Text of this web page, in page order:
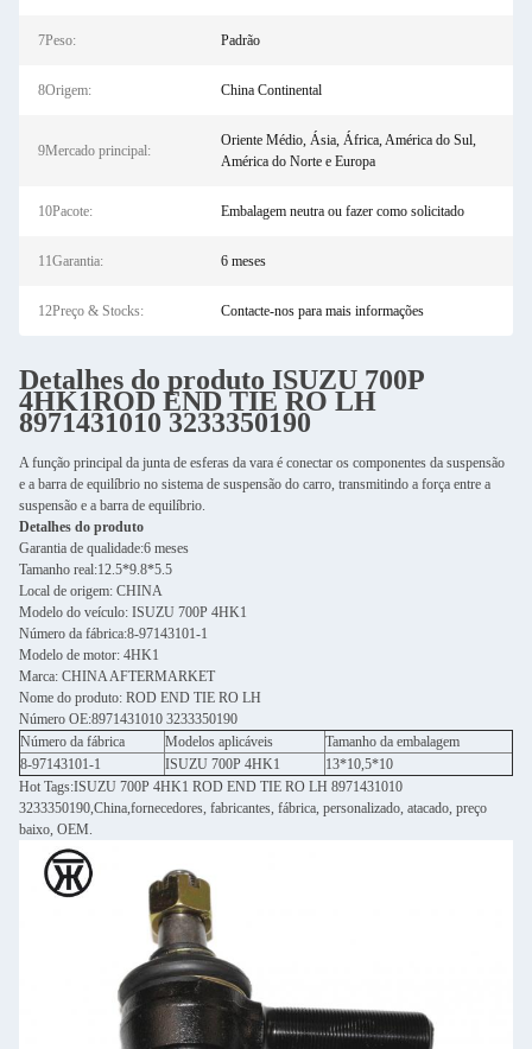
7Peso: Padrão
8Origem: China Continental
9Mercado principal:
Oriente Médio, Ásia, África, América do Sul,
América do Norte e Europa
10Pacote: Embalagem neutra ou fazer como solicitado
11Garantia: 6 meses
12Preço & Stocks: Contacte-nos para mais informações
Detalhes do produto ISUZU 700P
4HK1ROD END TIE RO LH
8971431010 3233350190
A função principal da junta de esferas da vara é conectar os componentes da suspensão
e a barra de equilíbrio no sistema de suspensão do carro, transmitindo a força entre a
suspensão e a barra de equilíbrio.
Detalhes do produto
Garantia de qualidade:6 meses
Tamanho real:12.5*9.8*5.5
Local de origem: CHINA
Modelo do veículo: ISUZU 700P 4HK1
Número da fábrica:8-97143101-1
Modelo de motor: 4HK1
Marca: CHINA AFTERMARKET
Nome do produto: ROD END TIE RO LH
Número OE:8971431010 3233350190
Número da fábrica
Modelos aplicáveis
Tamanho da embalagem
8-97143101-1
ISUZU 700P 4HK1
13*10,5*10
Hot Tags:ISUZU 700P 4HK1 ROD END TIE RO LH 8971431010
3233350190,China,fornecedores, fabricantes, fábrica, personalizado, atacado, preço
baixo, OEM.